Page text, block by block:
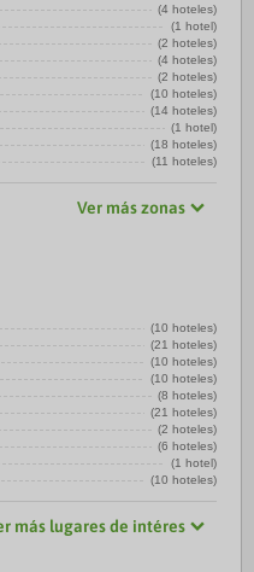
(4 hoteles)
(1 hotel)
(2 hoteles)
(4 hoteles)
(2 hoteles)
(10 hoteles)
(14 hoteles)
(1 hotel)
(18 hoteles)
(11 hoteles)
Ver más zonas
(10 hoteles)
(21 hoteles)
(10 hoteles)
(10 hoteles)
(8 hoteles)
(21 hoteles)
(2 hoteles)
(6 hoteles)
(1 hotel)
(10 hoteles)
más lugares de intéres